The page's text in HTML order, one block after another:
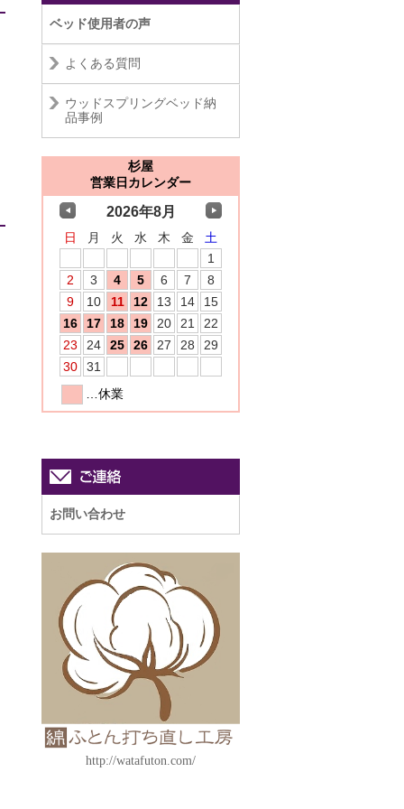
ベッド使用者の声
よくある質問
ウッドスプリングベッド納
品事例
お問い合わせ
http://watafuton.com/